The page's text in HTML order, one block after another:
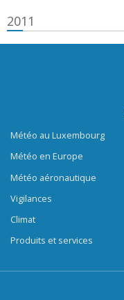
2011
Météo au Luxembourg
Météo en Europe
Météo aéronautique
Vigilances
Climat
Produits et services